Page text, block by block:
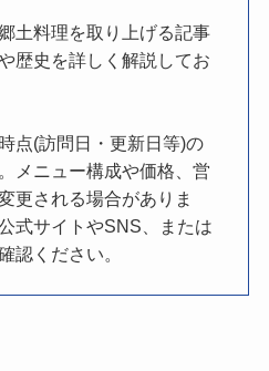
土料理を取り上げる記事
歴史を詳しく解説してお
点(訪問日・更新日等)の
メニュー構成や価格、営
更される場合がありま
式サイトやSNS、または
認ください。